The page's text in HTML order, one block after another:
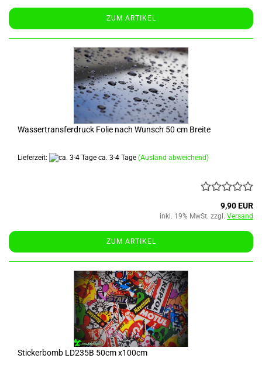
ZUM ARTIKEL
Wassertransferdruck Folie nach Wunsch 50 cm Breite
Lieferzeit: ca. 3-4 Tage (Ausland abweichend)
9,90 EUR
inkl. 19% MwSt. zzgl. Versand
ZUM ARTIKEL
Stickerbomb LD235B 50cm x100cm